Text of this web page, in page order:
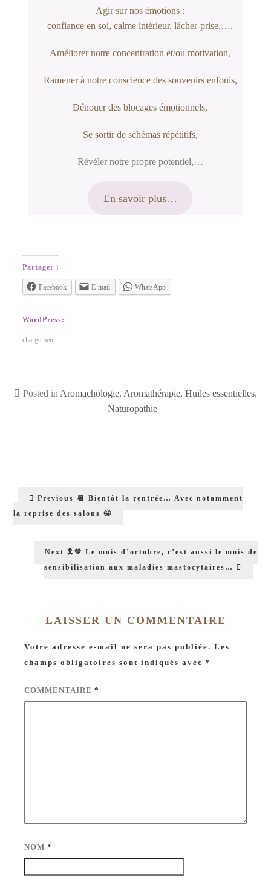
Agir sur nos émotions :
confiance en soi, calme intérieur, lâcher-prise,…,
Améliorer notre concentration et/ou motivation,
Ramener à notre conscience des souvenirs enfouis,
Dénouer des blocages émotionnels,
Se sortir de schémas répétitifs,
Révéler notre propre potentiel,…
En savoir plus…
Partager :
Facebook E-mail WhatsApp
WordPress:
chargement…
Posted in Aromachologie, Aromathérapie, Huiles essentielles,
Naturopathie
Previous 📆 Bientôt la rentrée… Avec notamment
la reprise des salons 🤩
Next 🎗💜 Le mois d’octobre, c’est aussi le mois de
sensibilisation aux maladies mastocytaires…
LAISSER UN COMMENTAIRE
Votre adresse e-mail ne sera pas publiée. Les
champs obligatoires sont indiqués avec*
COMMENTAIRE*
NOM*